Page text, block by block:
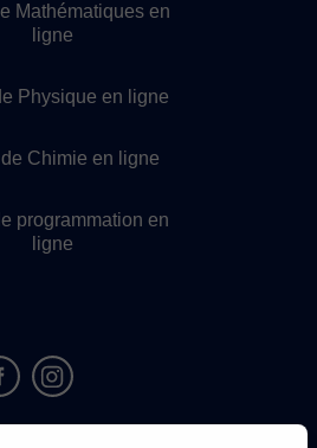
Mathématiques en
ligne
Physique en ligne
Chimie en ligne
programmation en
ligne